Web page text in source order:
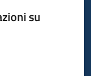
su